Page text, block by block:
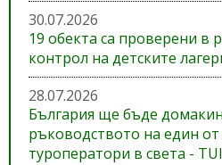
30.07.2026
19 обекта са проверени в
контрол на детските
28.07.2026
България ще бъде
ръководството на един
туроператори в света -